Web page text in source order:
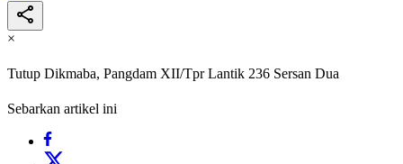
×
Tutup Dikmaba, Pangdam XII/Tpr Lantik 236 Sersan Dua
Sebarkan artikel ini